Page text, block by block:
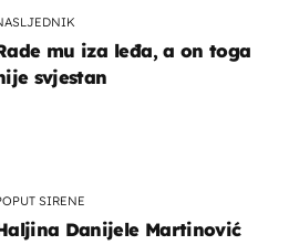
mu iza leđa, a on toga
svjestan
SIRENE
Danijele Martinović